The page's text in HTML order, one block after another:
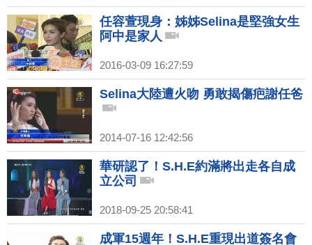
任容萱現身：姊姊Selina是堅強女生
阿中是家人
2016-03-09 16:27:59
Selina大陸遭火吻 勇敢揭傷疤謝任爸
2014-07-16 12:42:56
華研認了！S.H.E約滿將出走各自成
立公司
2018-09-25 20:58:41
成軍15週年！S.H.E重現出道簽名會